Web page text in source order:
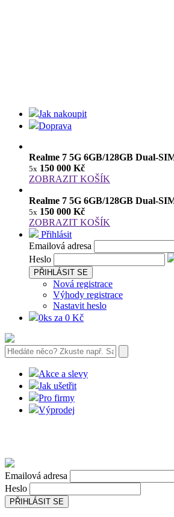
Jak nakoupit
Doprava
Realme 7 5G 6GB/128GB Dual-
5x 150 000 Kč
ZOBRAZIT KOŠÍK
Realme 7 5G 6GB/128GB Dual-
5x 150 000 Kč
ZOBRAZIT KOŠÍK
Přihlásit
Emailová adresa
Heslo
PŘIHLÁSIT SE
Nová registrace
Výhody registrace
Nastavit heslo
0ks za 0 Kč
Akce a slevy
Jak ušetřit
Pro firmy
Výprodej
Emailová adresa
Heslo
PŘIHLÁSIT SE